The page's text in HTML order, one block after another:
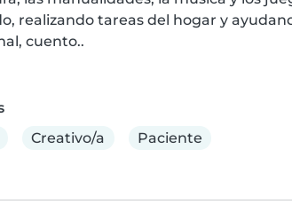
realizando tareas del hogar y
cuento..
Creativo/a Paciente